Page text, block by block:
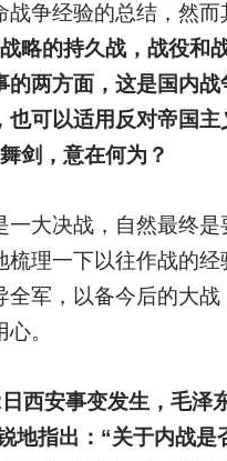
战争经验的总结，然而
略的持久战，战役和
的两方面，这是国内战
也可以适用反对帝国主
剑，意在何为？
一大决战，自然最终是
理一下以往作战的经
全军，以备今后的大战
。
西安事变发生，毛泽
地指出：“关于内战是